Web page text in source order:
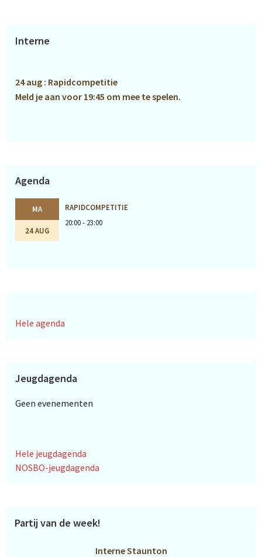
Primaire
Interne
24 aug : Rapidcompetitie
Meld je aan voor 19:45 om mee te spelen.
Agenda
MA
24 AUG
RAPIDCOMPETITIE
20:00 - 23:00
Hele agenda
Jeugdagenda
Geen evenementen
Hele jeugdagenda
NOSBO-jeugdagenda
Partij van de week!
Interne Staunton